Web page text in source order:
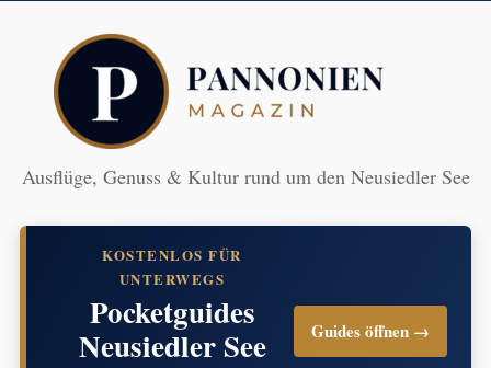
Ausflüge, Genuss & Kultur rund um den Neusiedler See
KOSTENLOS FÜR
UNTERWEGS
Pocketguides
Neusiedler See Guides öffnen →